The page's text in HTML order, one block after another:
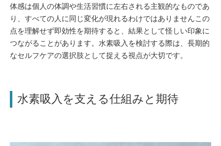
体感は個人の体調や生活習慣に左右される主観的なものであ
り、すべての人に同じ変化が現れるわけではありませんこの
点を理解せず即効性を期待すると、結果として怪しい印象に
つながることがあります。水素吸入を検討する際は、長期的
なセルフケアの選択肢として捉える視点が大切です。
水素吸入を支える仕組みと期待